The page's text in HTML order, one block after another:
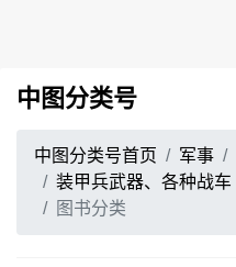
中图分类号
中图分类号首页 军事
装甲兵武器、各种战车
图书分类